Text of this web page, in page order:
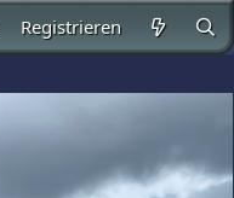
Registrieren